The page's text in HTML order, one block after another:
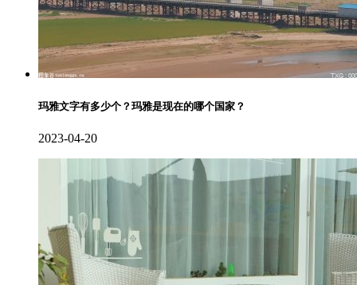
玛雅文字有多少个？玛雅是现在的哪个国家？
2023-04-20